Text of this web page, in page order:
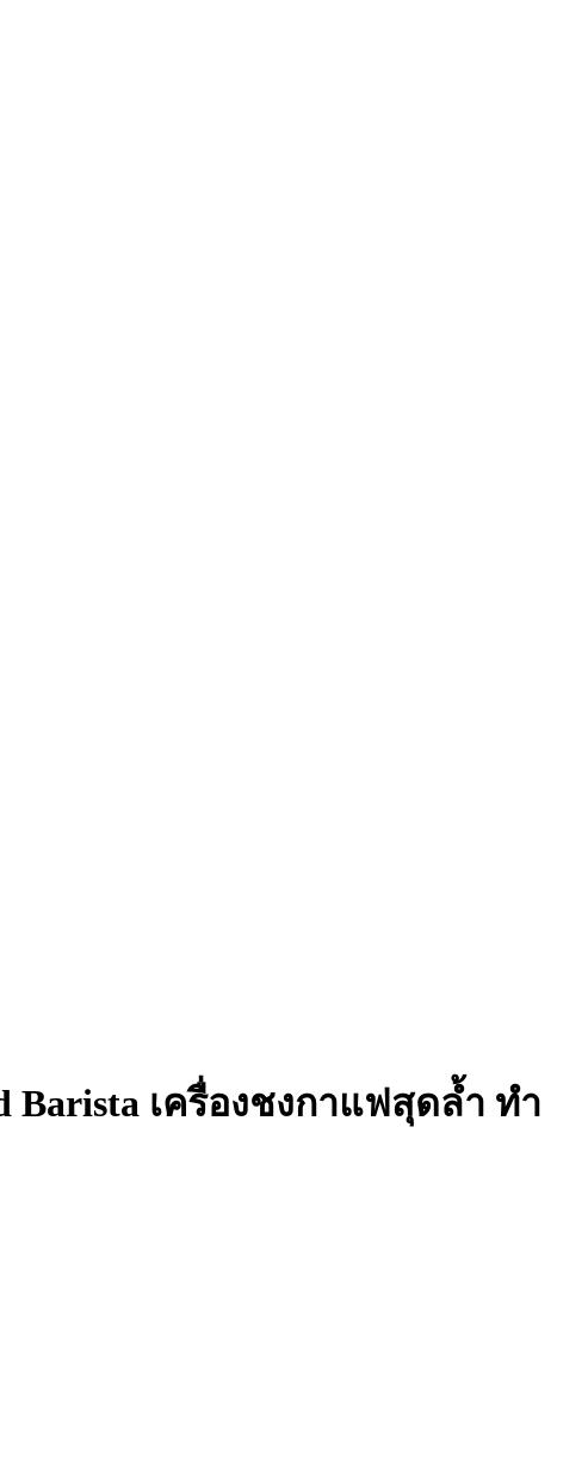
เครื่องชงกาแฟสุดล้ำ ทำ